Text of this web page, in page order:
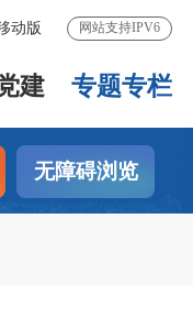
动版 网站支持IPV6
建 专题专栏
无障碍浏览